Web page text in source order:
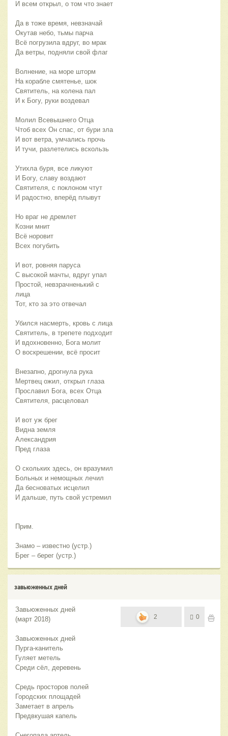
И всем открыл, о том что знает
Да в тоже время, невзначай
Окутав небо, тьмы парча
Всё погрузила вдруг, во мрак
Да ветры, подняли свой флаг
Волнение, на море шторм
На корабле смятенье, шок
Святитель, на колена пал
И к Богу, руки воздевал
Молил Всевышнего Отца
Чтоб всех Он спас, от бури зла
И вот ветра, умчались прочь
И тучи, разлетелись вскользь
Утихла буря, все ликуют
И Богу, славу воздают
Святителя, с поклоном чтут
И радостно, вперёд плывут
Но враг не дремлет
Козни мнит
Всё норовит
Всех погубить
И вот, ровняя паруса
С высокой мачты, вдруг упал
Простой, невзрачненький с
лица
Тот, кто за это отвечал
Убился насмерть, кровь с лица
Святитель, в трепете подходит
И вдохновенно, Бога молит
О воскрешении, всё просит
Внезапно, дрогнула рука
Мертвец ожил, открыл глаза
Прославил Бога, всех Отца
Святителя, расцеловал
И вот уж брег
Видна земля
Александрия
Пред глаза
О скольких здесь, он вразумил
Больных и немощных лечил
Да бесноватых исцелил
И дальше, путь свой устремил
Прим.
Знамо – известно (устр.)
Брег – берег (устр.)
завьюженных дней
Завьюженных дней
(март 2018)
Завьюженных дней
Пурга-канитель
Гуляет метель
Среди сёл, деревень
Средь просторов полей
Городских площадей
Заметает в апрель
Предвкушая капель
2 0